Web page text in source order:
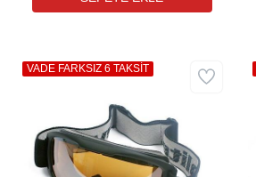
VADE FARKSIZ 6 TAKSİT